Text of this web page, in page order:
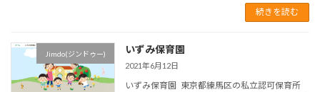
続きを読む
Jimdo(ジンドゥー) いずみ保育園
2021年6月12日
いずみ保育園 東京都練馬区の私立認可保育所